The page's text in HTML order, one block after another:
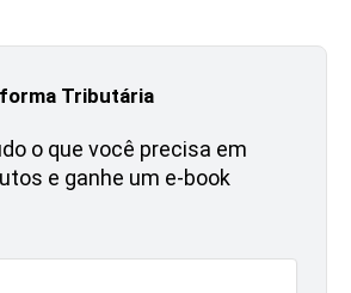
Tributária
o que você precisa em
e ganhe um e-book